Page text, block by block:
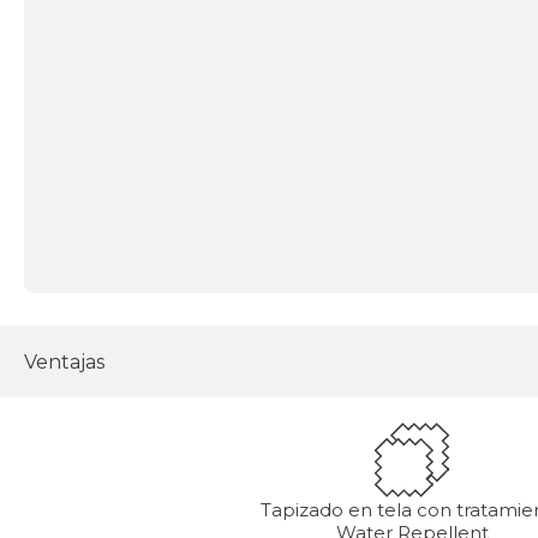
Ventajas
Tapizado en tela con
Water Repellent